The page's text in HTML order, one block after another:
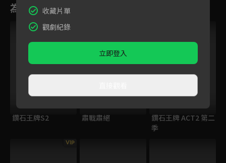
為您推薦
鑽石王牌S2 肅戰肅絕
鑽石王牌 ACT2 第二
季
VIP
收藏片單
觀劇紀錄
立即登入